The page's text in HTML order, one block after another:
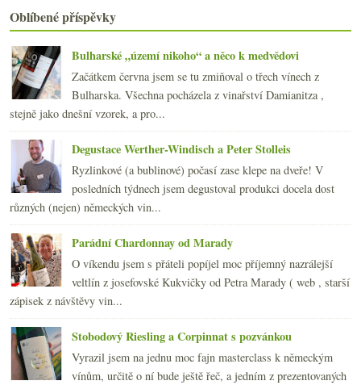
Čtyři ryzlinky a další VOC
Kutnohorský pinot, Sancerre a Rioja
►února(20)
►ledna (21)
2014 (254)
2013
2012(254)
►2011(252)
►2010(249)
► 2009 (249)
2008
►2007(108)
Oblíbené příspěvky
Bulharské „území nikoho“ a něco k medvědovi
Začátkem června jsem se tu zmiňoval o třech vínech z
Bulharska. Všechna pocházela z vinařství Damianitza ,
stejně jako dnešní vzorek, a pro...
Degustace Werther-Windisch a Peter Stolleis
Ryzlinkové (a bublinové) počasí zase klepe na dveře! V
posledních týdnech jsem degustoval produkci docela dost
různých (nejen) německých vin...
Parádní Chardonnay od Marady
O víkendu jsem s přáteli popíjel moc příjemný nazrálejší
veltlín z josefovské Kukvičky od Petra Marady ( web , starší
zápisek z návštěvy vin...
Stobodový Riesling a Corpinnat s pozvánkou
Vyrazil jsem na jednu moc fajn masterclass k německým
vínům, určitě o ní bude ještě řeč, a jedním z prezentovaných